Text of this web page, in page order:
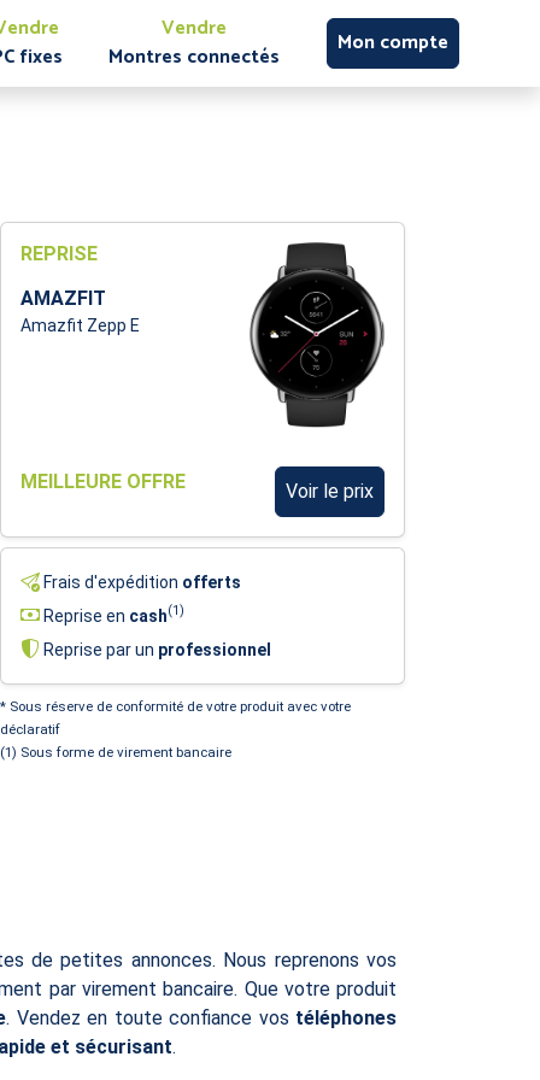
fixes
Vendre
Montres connectés
Mon compte
REPRISE
AMAZFIT
Amazfit Zepp E
MEILLEURE OFFRE Voir le prix
Frais d'expédition offerts
Reprise en cash(1)
Reprise par un professionnel
* Sous réserve de conformité de votre produit avec votre
déclaratif
(1) Sous forme de virement bancaire
de petites annonces. Nous reprenons vos
par virement bancaire. Que votre produit
. Vendez en toute confiance vos téléphones
et sécurisant.